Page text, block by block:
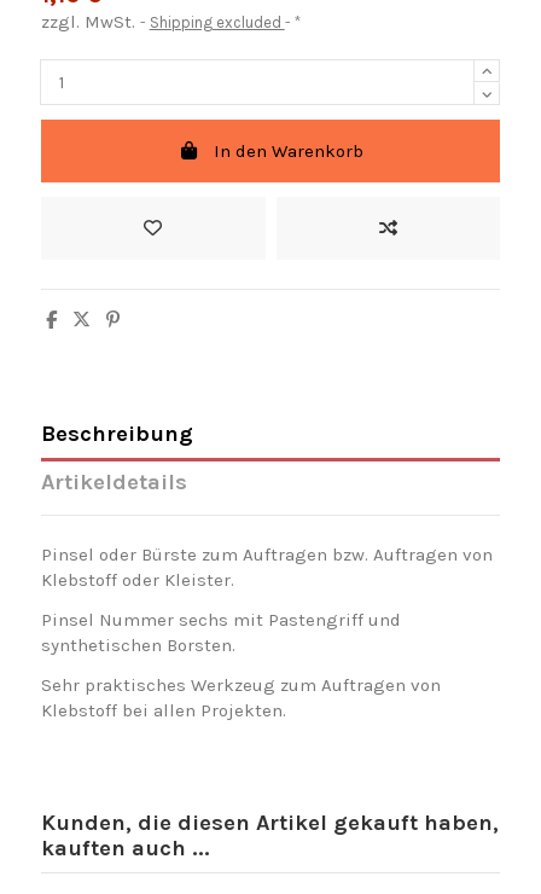
zzgl. MwSt. Shipping excluded *
In den Warenkorb
Beschreibung
Artikeldetails
Pinsel oder Bürste zum Auftragen bzw. Auftragen von
Klebstoff oder Kleister.
Pinsel Nummer sechs mit Pastengriff und
synthetischen Borsten.
Sehr praktisches Werkzeug zum Auftragen von
Klebstoff bei allen Projekten.
Kunden, die diesen Artikel gekauft haben,
kauften auch ...